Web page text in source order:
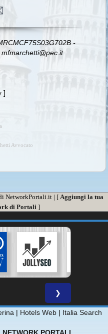
-
]
Avvocato
NetworkPortali.it | [ Aggiungi la tua
di Portali ]
❯
| Hotels Web | Italia Search
NETWORK PORTALI